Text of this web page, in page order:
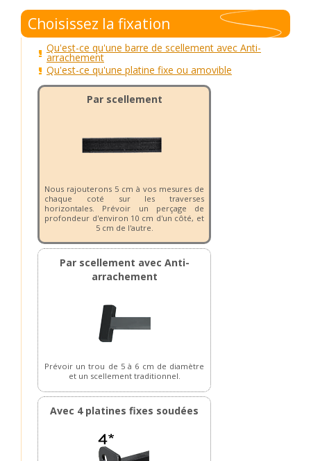
Choisissez la fixation
Qu'est-ce qu'une barre de scellement avec Anti-
arrachement
Qu'est-ce qu'une platine fixe ou amovible
Par scellement
Nous rajouterons 5 cm à vos mesures de
chaque coté sur les traverses
horizontales. Prévoir un perçage de
profondeur d'environ 10 cm d'un côté, et
5 cm de l'autre.
Par scellement avec Anti-
arrachement
Prévoir un trou de 5 à 6 cm de diamètre
et un scellement traditionnel.
Avec 4 platines fixes soudées